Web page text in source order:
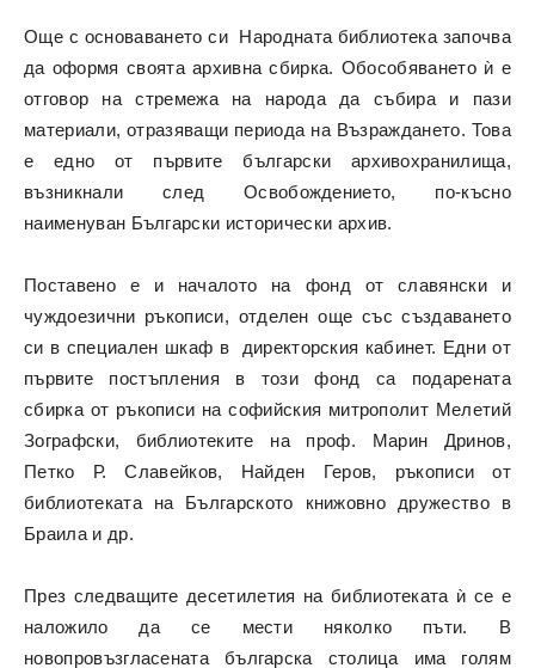
Още с основаването си Народната библиотека започва
да оформя своята архивна сбирка. Обособяването ѝ е
отговор на стремежа на народа да събира и пази
материали, отразяващи периода на Възраждането. Това
е едно от първите български архивохранилища,
възникнали след Освобождението, по-късно
наименуван Български исторически архив.
Поставено е и началото на фонд от славянски и
чуждоезични ръкописи, отделен още със създаването
си в специален шкаф в директорския кабинет. Едни от
първите постъпления в този фонд са подарената
сбирка от ръкописи на софийския митрополит Мелетий
Зографски, библиотеките на проф. Марин Дринов,
Петко Р. Славейков, Найден Геров, ръкописи от
библиотеката на Българското книжовно дружество в
Браила и др.
През следващите десетилетия на библиотеката ѝ се е
наложило да се мести няколко пъти. В
новопровъзгласената българска столица има голям